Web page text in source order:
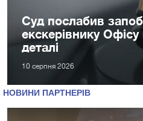
Суд послабив
екскерівнику
деталі
10 серпня 2026